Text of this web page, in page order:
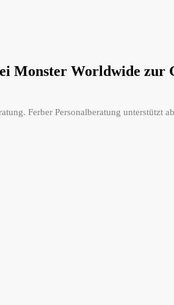
Monster Worldwide zur
Ferber Personalberatung unterstützt